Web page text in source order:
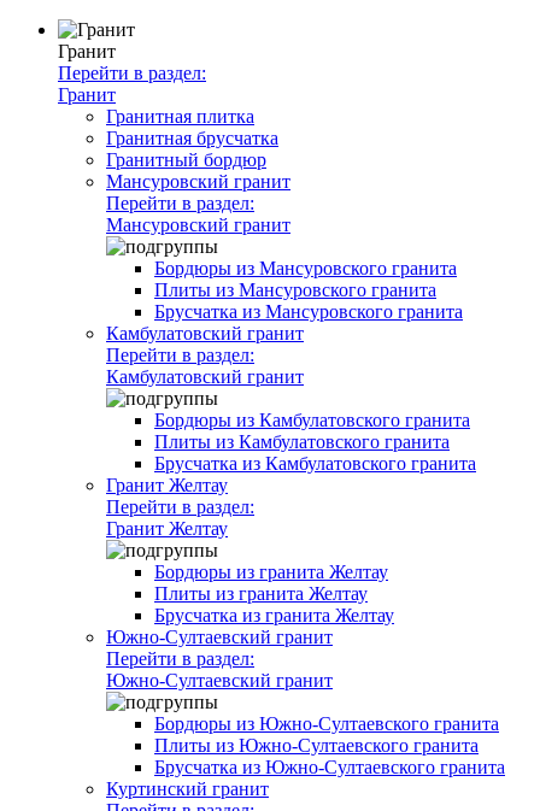
Гранит
Перейти в раздел:
Гранит
Гранитная плитка
Гранитная брусчатка
Гранитный бордюр
Мансуровский гранит
Перейти в раздел:
Мансуровский гранит
Бордюры из Мансуровского гранита
Плиты из Мансуровского гранита
Брусчатка из Мансуровского гранита
Камбулатовский гранит
Перейти в раздел:
Камбулатовский гранит
Бордюры из Камбулатовского гранита
Плиты из Камбулатовского гранита
Брусчатка из Камбулатовского гранита
Гранит Желтау
Перейти в раздел:
Гранит Желтау
Бордюры из гранита Желтау
Плиты из гранита Желтау
Брусчатка из гранита Желтау
Южно-Султаевский гранит
Перейти в раздел:
Южно-Султаевский гранит
Бордюры из Южно-Султаевского гранита
Плиты из Южно-Султаевского гранита
Брусчатка из Южно-Султаевского гранита
Куртинский гранит